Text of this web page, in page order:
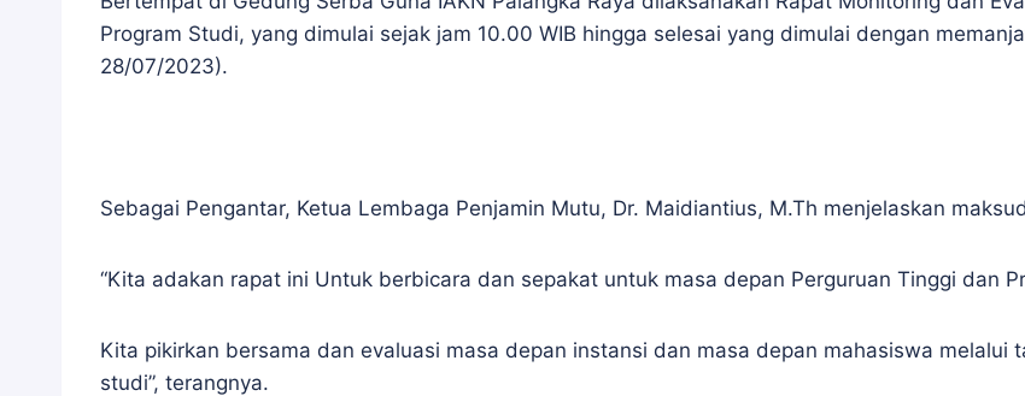
Program Studi, yang dimulai sejak jam 10.00 WIB hingga selesai yang dimulai dengan
28/07/2023).
Sebagai Pengantar, Ketua Lembaga Penjamin Mutu, Dr. Maidiantius, M.Th menjelaskan
“Kita adakan rapat ini Untuk berbicara dan sepakat untuk masa depan Perguruan Tinggi dan
Kita pikirkan bersama dan evaluasi masa depan instansi dan masa depan mahasiswa melalui
studi”, terangnya.